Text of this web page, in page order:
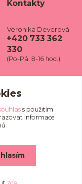
Kontakty
Veronika Deverová
+420 733 362
330
(Po-Pá, 8-16 hod.)
we.cz
s použitím
informace